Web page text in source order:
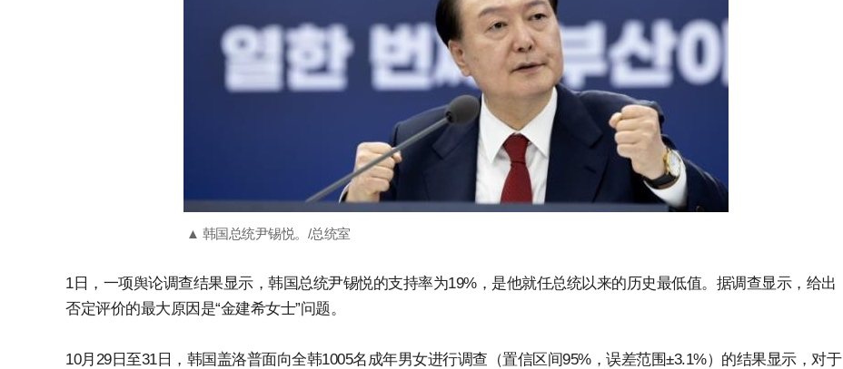
▲ 韩国总统尹锡悦。/总统室
1日，一项舆论调查结果显示，韩国总统尹锡悦的支持率为19%，是他就任总统以来的历史最低值。据调查显示，给出
否定评价的最大原因是“金建希女士”问题。
10月29日至31日，韩国盖洛普面向全韩1005名成年男女进行调查（置信区间95%，误差范围±3.1%）的结果显示，对于